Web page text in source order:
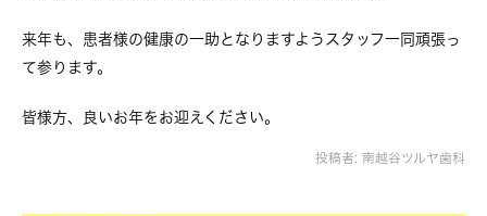
来年も、患者様の健康の一助となりますようスタッフ一同頑張っ
て参ります。
皆様方、良いお年をお迎えください。
投稿者: 南越谷ツルヤ歯科